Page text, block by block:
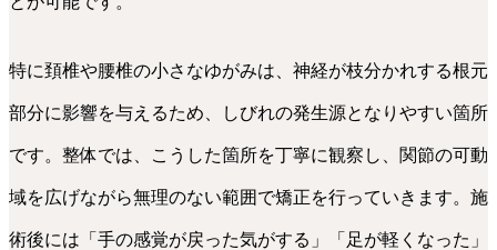
特に頚椎や腰椎の小さなゆがみは、神経が枝分かれする根元
部分に影響を与えるため、しびれの発生源となりやすい箇所
です。整体では、こうした箇所を丁寧に観察し、関節の可動
域を広げながら無理のない範囲で矯正を行っていきます。施
術後には「手の感覚が戻った気がする」「足が軽くなった」